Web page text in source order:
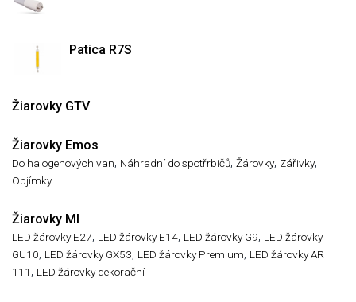
Patica R7S
Žiarovky GTV
Žiarovky Emos
Do halogenových van, Náhradní do spotřrbičů, Žárovky, Zářivky,
Objímky
Žiarovky MI
LED žárovky E27, LED žárovky E14, LED žárovky G9, LED žárovky
GU10, LED žárovky GX53, LED žárovky Premium, LED žárovky AR
111 , LED žárovky dekorační